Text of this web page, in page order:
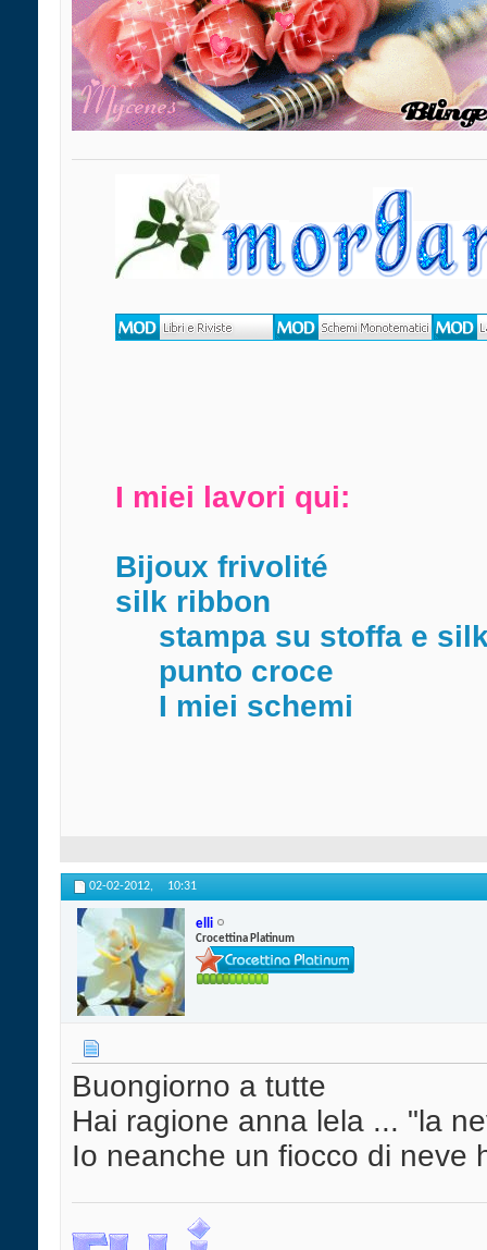
I miei lavori qui:
Bijoux frivolité
silk ribbon
stampa su stoffa e
punto croce
I miei schemi
02-02-2012, 10:31
elli
Crocettina Platinum
Buongiorno a tutte
Hai ragione anna lela ... "la
Io neanche un fiocco di neve